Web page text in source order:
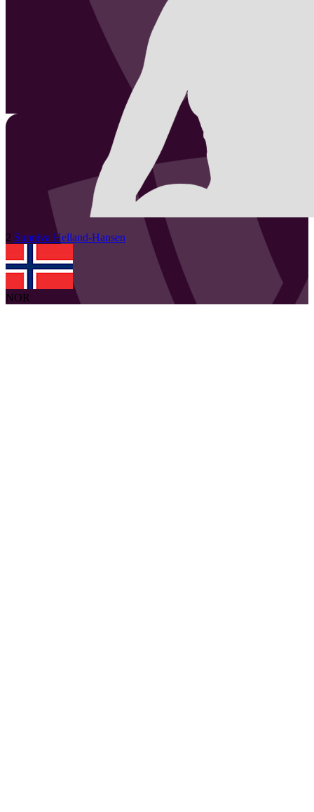
2 Sunniva Helland-Hansen
NOR